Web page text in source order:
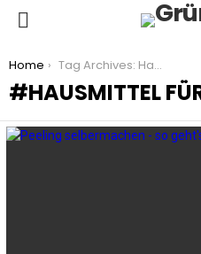
You are here:
Home Tag Archives: Hausmittel für die Haut
HAUSMITTEL